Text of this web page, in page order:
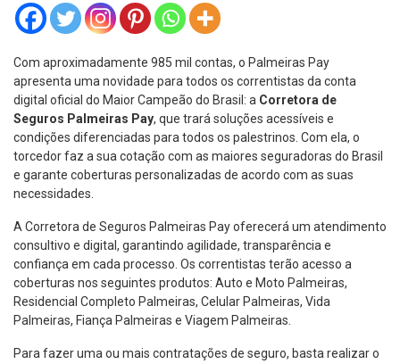
Com aproximadamente 985 mil contas, o Palmeiras Pay
apresenta uma novidade para todos os correntistas da conta
digital oficial do Maior Campeão do Brasil: a Corretora de
Seguros Palmeiras Pay, que trará soluções acessíveis e
condições diferenciadas para todos os palestrinos. Com ela, o
torcedor faz a sua cotação com as maiores seguradoras do Brasil
e garante coberturas personalizadas de acordo com as suas
necessidades.
A Corretora de Seguros Palmeiras Pay oferecerá um atendimento
consultivo e digital, garantindo agilidade, transparência e
confiança em cada processo. Os correntistas terão acesso a
coberturas nos seguintes produtos: Auto e Moto Palmeiras,
Residencial Completo Palmeiras, Celular Palmeiras, Vida
Palmeiras, Fiança Palmeiras e Viagem Palmeiras.
Para fazer uma ou mais contratações de seguro, basta realizar o